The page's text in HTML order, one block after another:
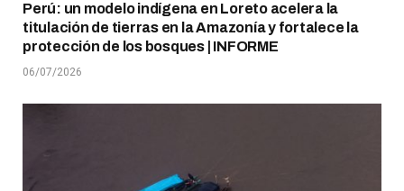
Perú: un modelo indígena en Loreto acelera la
titulación de tierras en la Amazonía y fortalece la
protección de los bosques | INFORME
06/07/2026